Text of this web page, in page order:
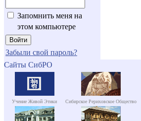
Запомнить меня на
этом компьютере
Забыли свой пароль?
Сайты СибРО
Учение Живой Этики Сибирское Рериховское Общество